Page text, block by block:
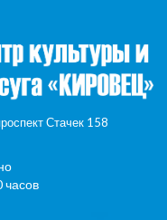
Стачек 158
часов